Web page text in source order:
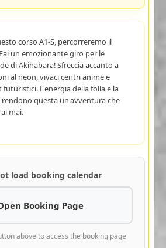
corso A1-S, percorreremo il
un emozionante giro per le
di Akihabara! Sfreccia accanto a
al neon, vivaci centri anime e
L'energia della folla e la
rendono questa un'avventura che
mai.
load booking calendar
Booking Page
above to access the booking page